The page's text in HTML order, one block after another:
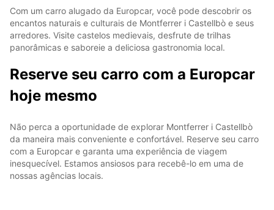
Com um carro alugado da Europcar, você pode descobrir os
encantos naturais e culturais de Montferrer i Castellbò e seus
arredores. Visite castelos medievais, desfrute de trilhas
panorâmicas e saboreie a deliciosa gastronomia local.
Reserve seu carro com a Europcar
hoje mesmo
Não perca a oportunidade de explorar Montferrer i Castellbò
da maneira mais conveniente e confortável. Reserve seu carro
com a Europcar e garanta uma experiência de viagem
inesquecível. Estamos ansiosos para recebê-lo em uma de
nossas agências locais.